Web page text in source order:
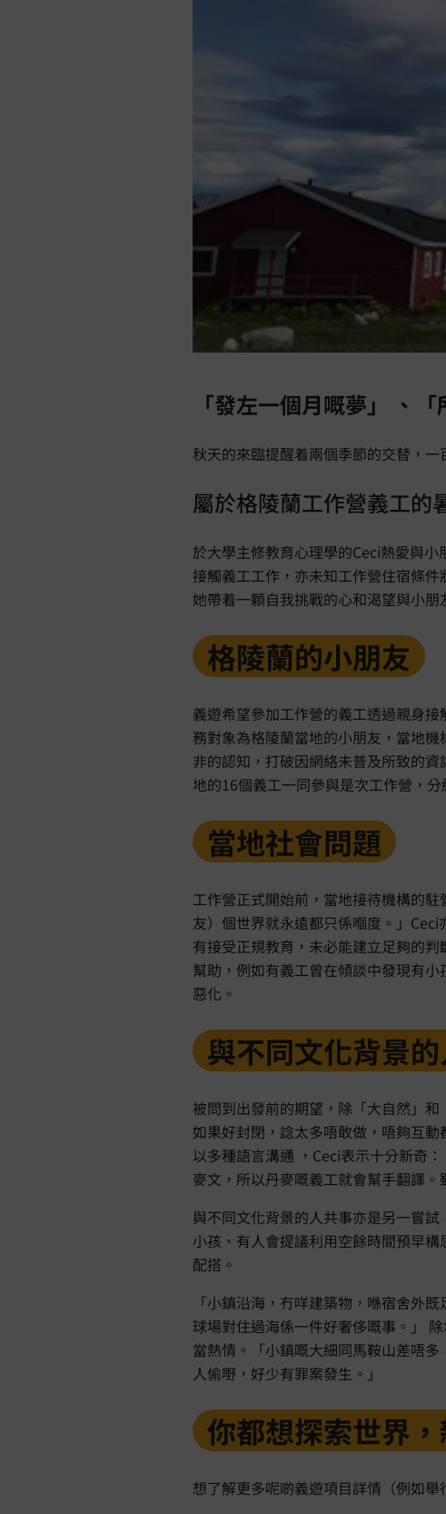
「發左一個月嘅夢」 、
秋天的來臨提醒着兩個季節的交替，
屬於格陵蘭工作營義工的
於大學主修教育心理學的Ceci熱愛與
接觸義工工作，亦未知工作營住宿條
她帶着一顆自我挑戰的心和渴望與小
格陵蘭的小朋友
義遊希望參加工作營的義工透過親身
務對象為格陵蘭當地的小朋友，當地
非的認知，打破因網絡未普及所致的
地的16個義工一同參與是次工作營，
當地社會問題
工作營正式開始前，當地接待機構的
友）個世界就永遠都只係嗰度。」
有接受正規教育，未必能建立足夠的
幫助，例如有義工曾在傾談中發現有
惡化。
與不同文化背景
被問到出發前的期望，除「大自然」
如果好封閉，諗太多唔敢做，唔夠互
以多種語言溝通 ，Ceci表示十分新奇
麥文，所以丹麥嘅義工就會幫手翻譯
與不同文化背景的人共事亦是另一嘗
小孩、有人會提議利用空餘時間預早
配搭。
「小鎮沿海，冇咩建築物，喺宿舍外
球場對住過海係一件好奢侈嘅事。」
當熱情。「小鎮嘅大細同馬鞍山差唔
人偷嘢，好少有罪案發生。」
你都想探索世界
想了解更多呢啲義遊項目詳情（例如